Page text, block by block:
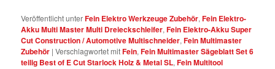
Veröffentlicht unterFein Elektro Werkzeuge Zubehör,Fein Elektro-
Akku Multi Master Multi Dreieckschleifer,Fein Elektro-Akku Super
Cut Construction / Automotive Multischneider,Fein Multimaster
Zubehör |Verschlagwortet mitFein,Fein Multimaster Sägeblatt Set 6
teilig Best of E Cut Starlock Holz & Metal SL,Fein Multitool